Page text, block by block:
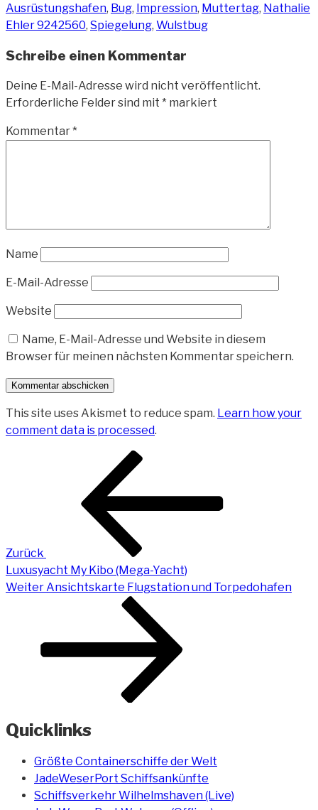
Ausrüstungshafen, Bug, Impression, Muttertag, Nathalie
Ehler 9242560, Spiegelung, Wulstbug
Schreibe einen Kommentar
Deine E-Mail-Adresse wird nicht veröffentlicht.
Erforderliche Felder sind mit * markiert
Kommentar*
Name
E-Mail-Adresse
Website
Name, E-Mail-Adresse und Website in diesem
Browser für meinen nächsten Kommentar speichern.
This site uses Akismet to reduce spam. Learn how your
comment data is processed.
Beitragsnavigation
Zurück
Luxusyacht My Kibo (Mega-Yacht)
Nächster
WeiterAnsichtskarte Flugstation und Torpedohafen
Quicklinks
Größte Containerschiffe der Welt
JadeWeserPort Schiffsankünfte
Schiffsverkehr Wilhelmshaven (Live)